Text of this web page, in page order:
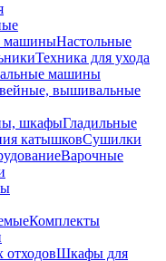
машиныНастольные
Техника для ухода
машины
вышивальные
шкафыГладильные
катышковСушилки
Варочные
Комплекты
Шкафы для